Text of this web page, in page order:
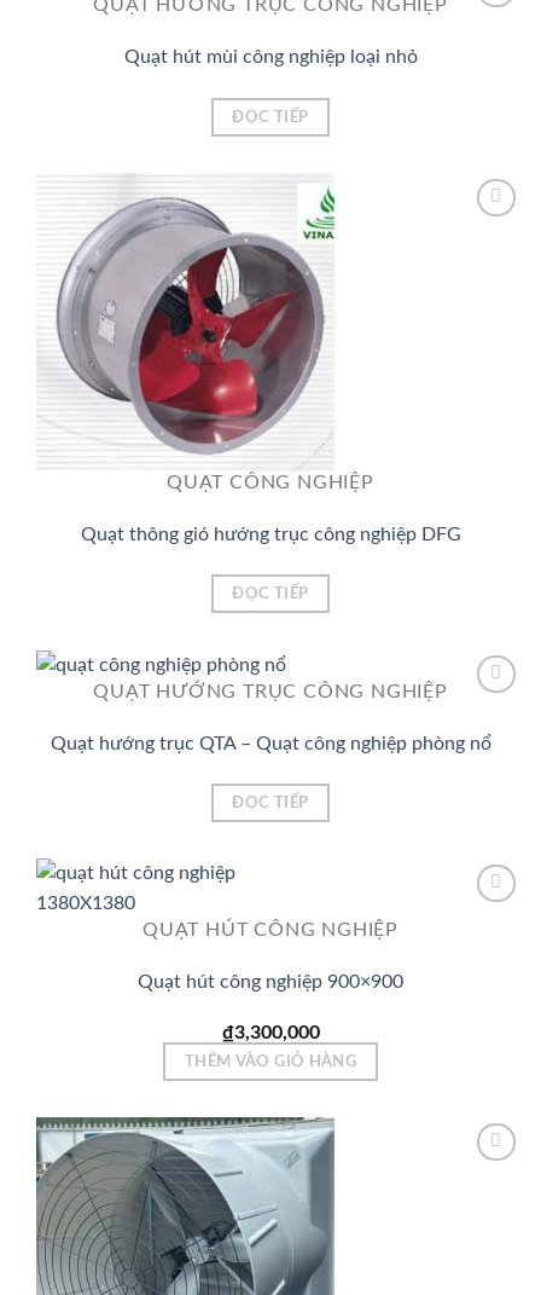
QUẠT HƯỚNG TRỤC CÔNG NGHIỆP
Quạt hút mùi công nghiệp loại nhỏ
ĐỌC TIẾP
QUẠT CÔNG NGHIỆP
Quạt thông gió hướng trục công nghiệp DFG
ĐỌC TIẾP
Add to
QUẠT HƯỚNG TRỤC CÔNG NGHIỆP
Quạt hướng trục QTA – Quạt công nghiệp phòng nổ
ĐỌC TIẾP
QUẠT HÚT CÔNG NGHIỆP
Quạt hút công nghiệp 900×900
₫3,300,000
THÊM VÀO GIỎ HÀNG